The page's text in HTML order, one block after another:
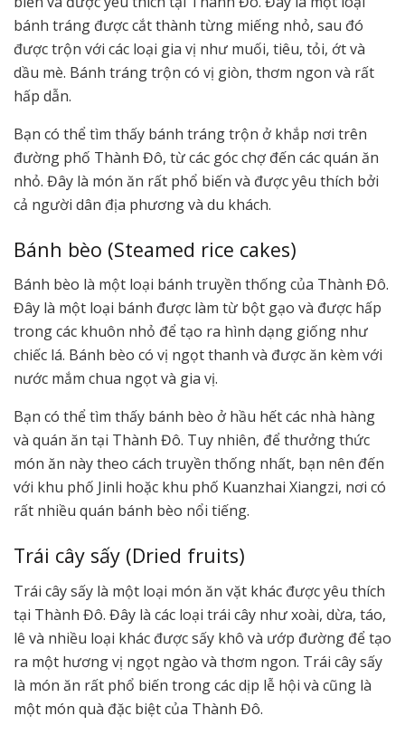
bánh tráng được cắt thành từng miếng nhỏ, sau đó
được trộn với các loại gia vị như muối, tiêu, tỏi, ớt và
dầu mè. Bánh tráng trộn có vị giòn, thơm ngon và rất
hấp dẫn.
Bạn có thể tìm thấy bánh tráng trộn ở khắp nơi trên
đường phố Thành Đô, từ các góc chợ đến các quán ăn
nhỏ. Đây là món ăn rất phổ biến và được yêu thích bởi
cả người dân địa phương và du khách.
Bánh bèo (Steamed rice cakes)
Bánh bèo là một loại bánh truyền thống của Thành Đô.
Đây là một loại bánh được làm từ bột gạo và được hấp
trong các khuôn nhỏ để tạo ra hình dạng giống như
chiếc lá. Bánh bèo có vị ngọt thanh và được ăn kèm với
nước mắm chua ngọt và gia vị.
Bạn có thể tìm thấy bánh bèo ở hầu hết các nhà hàng
và quán ăn tại Thành Đô. Tuy nhiên, để thưởng thức
món ăn này theo cách truyền thống nhất, bạn nên đến
với khu phố Jinli hoặc khu phố Kuanzhai Xiangzi, nơi có
rất nhiều quán bánh bèo nổi tiếng.
Trái cây sấy (Dried fruits)
Trái cây sấy là một loại món ăn vặt khác được yêu thích
tại Thành Đô. Đây là các loại trái cây như xoài, dừa, táo,
lê và nhiều loại khác được sấy khô và ướp đường để tạo
ra một hương vị ngọt ngào và thơm ngon. Trái cây sấy
là món ăn rất phổ biến trong các dịp lễ hội và cũng là
một món quà đặc biệt của Thành Đô.